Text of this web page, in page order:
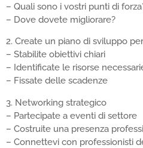
– Quali sono i vostri punti di
– Dove dovete migliorare?
2. Create un piano di sviluppo
– Stabilite obiettivi chiari
– Identificate le risorse
– Fissate delle scadenze
3. Networking strategico
– Partecipate a eventi di settore
– Costruite una presenza
– Connettevi con professionisti